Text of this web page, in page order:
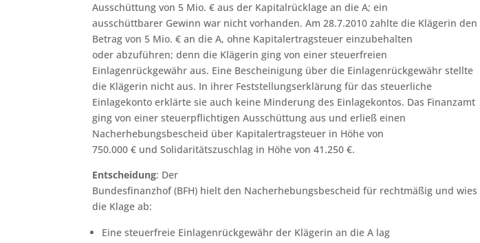
Ausschüttung von 5 Mio. € aus der Kapitalrücklage an die A; ein
ausschüttbarer Gewinn war nicht vorhanden. Am 28.7.2010 zahlte die Klägerin den
Betrag von 5 Mio. € an die A, ohne Kapitalertragsteuer einzubehalten
oder abzuführen; denn die Klägerin ging von einer steuerfreien
Einlagenrückgewähr aus. Eine Bescheinigung über die Einlagenrückgewähr stellte
die Klägerin nicht aus. In ihrer Feststellungserklärung für das steuerliche
Einlagekonto erklärte sie auch keine Minderung des Einlagekontos. Das Finanzamt
ging von einer steuerpflichtigen Ausschüttung aus und erließ einen
Nacherhebungsbescheid über Kapitalertragsteuer in Höhe von
750.000 € und Solidaritätszuschlag in Höhe von 41.250 €.
Entscheidung: Der
Bundesfinanzhof (BFH) hielt den Nacherhebungsbescheid für rechtmäßig und wies
die Klage ab:
Eine steuerfreie Einlagenrückgewähr der Klägerin an die A lag